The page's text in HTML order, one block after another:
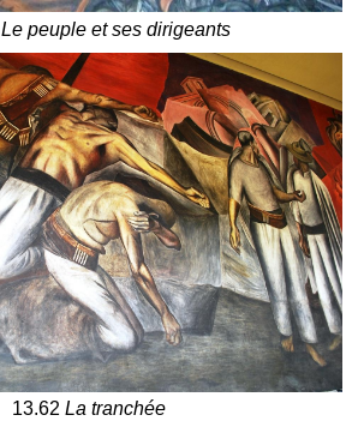
Le peuple et ses dirigeants
13.62 La tranchée